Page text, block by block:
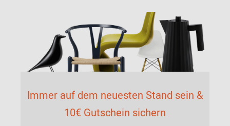
Immer auf dem neuesten Stand sein &
10€ Gutschein sichern